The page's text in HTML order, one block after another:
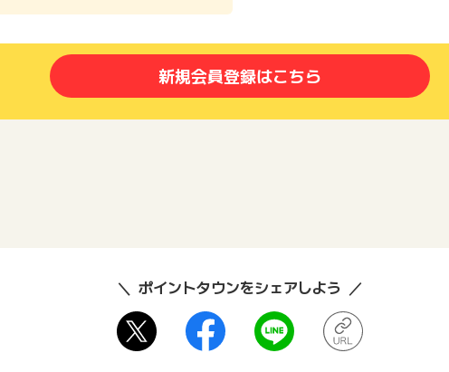
新規会員登録はこちら
ポイントタウンをシェアしよう